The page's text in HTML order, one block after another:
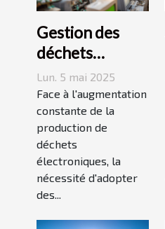
Gestion des
déchets
électroniques
Stratégies pour
un avenir
durable
Lun. 5 mai 2025
Face à l'augmentation
constante de la
production de
déchets
électroniques, la
nécessité d'adopter
des...